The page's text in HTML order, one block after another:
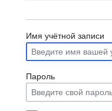
Имя учётной записи
Пароль